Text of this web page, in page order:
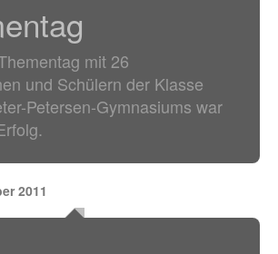
mit 26
und Schülern der Klasse
Petersen-Gymnasiums war
2011